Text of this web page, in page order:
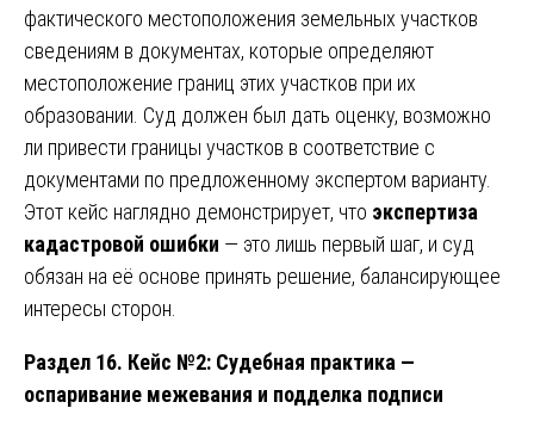
фактического местоположения земельных участков
сведениям в документах, которые определяют
местоположение границ этих участков при их
образовании. Суд должен был дать оценку, возможно
ли привести границы участков в соответствие с
документами по предложенному экспертом варианту.
Этот кейс наглядно демонстрирует, что экспертиза
кадастровой ошибки — это лишь первый шаг, и суд
обязан на её основе принять решение, балансирующее
интересы сторон.
Раздел 16. Кейс №2: Судебная практика —
оспаривание межевания и подделка подписи